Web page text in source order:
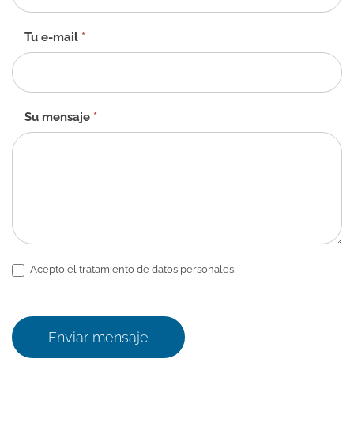
Tu e-mail *
Su mensaje *
Acepto el tratamiento de datos personales.
Enviar mensaje